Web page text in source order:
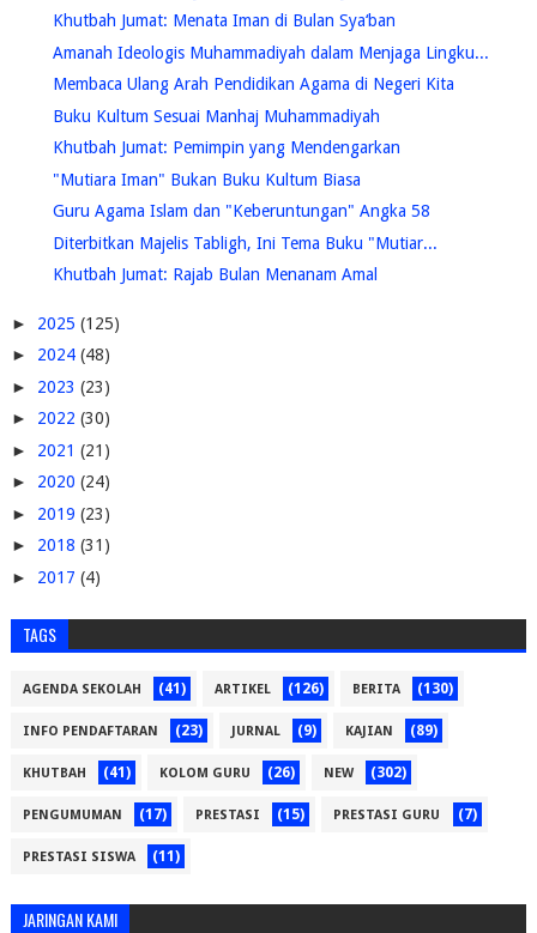
Khutbah Jumat: Menata Iman di Bulan Sya‘ban
Amanah Ideologis Muhammadiyah dalam Menjaga Lingku...
Membaca Ulang Arah Pendidikan Agama di Negeri Kita
Buku Kultum Sesuai Manhaj Muhammadiyah
Khutbah Jumat: Pemimpin yang Mendengarkan
"Mutiara Iman" Bukan Buku Kultum Biasa
Guru Agama Islam dan "Keberuntungan" Angka 58
Diterbitkan Majelis Tabligh, Ini Tema Buku "Mutiar...
Khutbah Jumat: Rajab Bulan Menanam Amal
► 2025 (125)
► 2024 (48)
► 2023 (23)
► 2022 (30)
► 2021 (21)
► 2020 (24)
► 2019 (23)
► 2018 (31)
► 2017 (4)
TAGS
AGENDA SEKOLAH (41) ARTIKEL (126) BERITA (130)
INFO PENDAFTARAN (23) JURNAL (9) KAJIAN (89)
KHUTBAH (41) KOLOM GURU (26) NEW (302)
PENGUMUMAN (17) PRESTASI (15) PRESTASI GURU (7)
PRESTASI SISWA (11)
JARINGAN KAMI